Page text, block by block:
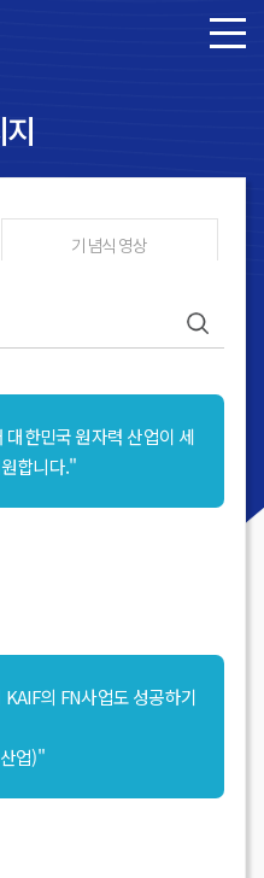
기념식 영상
한민국 원자력 산업이 세
합니다."
의 FN사업도 성공하기
업)"